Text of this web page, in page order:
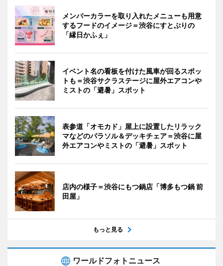
メンバーカラーを取り入れたメニューも用意
するフードのイメージ＝渋谷にすとぷりの
「縁日かふぇ」
イベント名の看板を付けた風車が回るスポッ
トも＝渋谷サクラステージに屋外エアコンや
ミストの「避暑」スポット
表参道「オモカド」屋上に設置したリラック
マなどのパラソル＆デッキチェア＝渋谷に屋
外エアコンやミストの「避暑」スポット
店内の様子＝渋谷にもつ鍋店「博多もつ鍋 前
田屋」
もっと見る
ワールドフォトニュース